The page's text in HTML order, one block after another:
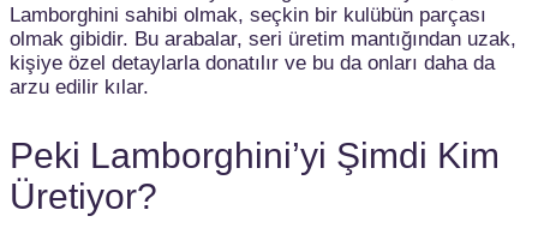
Lamborghini sahibi olmak, seçkin bir kulübün parçası
olmak gibidir. Bu arabalar, seri üretim mantığından uzak,
kişiye özel detaylarla donatılır ve bu da onları daha da
arzu edilir kılar.
Peki Lamborghini’yi Şimdi Kim
Üretiyor?